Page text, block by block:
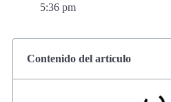
5:36 pm
Contenido del artículo